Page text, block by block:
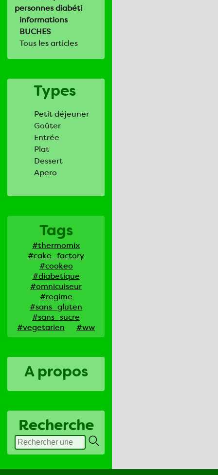
personnes diabéti
informations
BUCHES
Tous les articles
Types
Petit déjeuner
Goûter
Entrée
Plat
Dessert
Apero
Tags
#thermomix
#cake_factory
#cookeo
#diabetique
#omnicuiseur
#regime
#sans_gluten
#sans_sucre
#vegetarien
#ww
A propos
Recherche